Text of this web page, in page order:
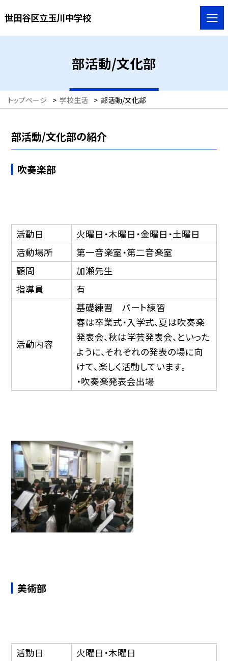
世田谷区立玉川中学校
部活動/文化部
トップページ > 学校生活 > 部活動/文化部
部活動/文化部の紹介
吹奏楽部
活動日
火曜日・木曜日・金曜日・土曜日
活動場所
第一音楽室・第二音楽室
顧問
加瀬先生
指導員
有
活動内容
基礎練習 パート練習
春は卒業式・入学式、夏は吹奏楽
発表会、秋は学芸発表会、といった
ように、それぞれの発表の場に向
けて、楽しく活動しています。
・吹奏楽発表会出場
美術部
活動日
火曜日・木曜日